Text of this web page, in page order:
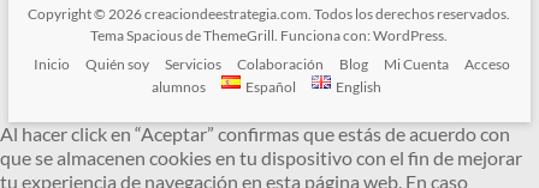
Copyright © 2026creaciondeestrategia.com . Todos los derechos reservados.
TemaSpaciousde ThemeGrill. Funciona con:WordPress
Inicio
Quién soy Servicios Colaboración Blog Mi Cuenta
Acceso
alumnos
Español English
Al hacer click en “Aceptar” confirmas que estás de acuerdo con
que se almacenen cookies en tu dispositivo con el fin de mejorar
tu experiencia de navegación en esta página web. En caso